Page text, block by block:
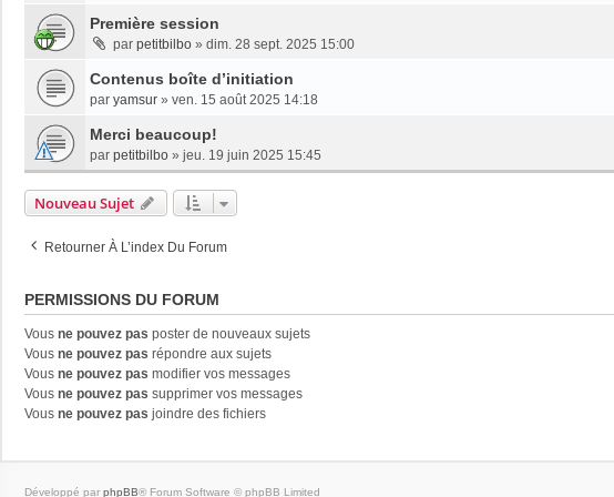
Première session
par petitbilbo » dim. 28 sept. 2025 15:00
Contenus boîte d’initiation
par yamsur » ven. 15 août 2025 14:18
Merci beaucoup!
par petitbilbo » jeu. 19 juin 2025 15:45
Nouveau Sujet
Retourner À L’index Du Forum
PERMISSIONS DU FORUM
Vous ne pouvez pas poster de nouveaux sujets
Vous ne pouvez pas répondre aux sujets
Vous ne pouvez pas modifier vos messages
Vous ne pouvez pas supprimer vos messages
Vous ne pouvez pas joindre des fichiers
Développé par phpBB® Forum Software © phpBB Limited